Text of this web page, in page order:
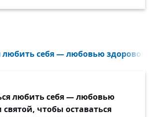
любить себя — любовью здоровой
любить себя — любовью
чтобы оставаться